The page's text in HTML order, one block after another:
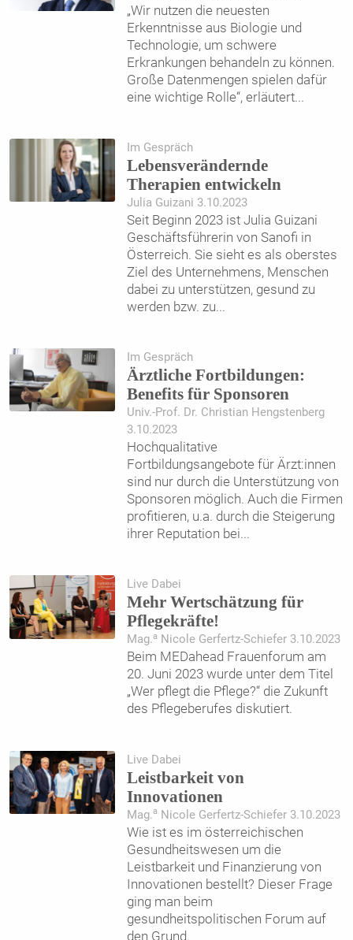
„Wir nutzen die neuesten
Erkenntnisse aus Biologie und
Technologie, um schwere
Erkrankungen behandeln zu können.
Große Datenmengen spielen dafür
eine wichtige Rolle“, erläutert...
Im Gespräch
Lebensverändernde
Therapien entwickeln
Julia Guizani 3.10.2023
Seit Beginn 2023 ist Julia Guizani
Geschäftsführerin von Sanofi in
Österreich. Sie sieht es als oberstes
Ziel des Unternehmens, Menschen
dabei zu unterstützen, gesund zu
werden bzw. zu...
Im Gespräch
Ärztliche Fortbildungen:
Benefits für Sponsoren
Univ.-Prof. Dr. Christian Hengstenberg
3.10.2023
Hochqualitative
Fortbildungsangebote für Ärzt:innen
sind nur durch die Unterstützung von
Sponsoren möglich. Auch die Firmen
profitieren, u.a. durch die Steigerung
ihrer Reputation bei...
Live Dabei
Mehr Wertschätzung für
Pflegekräfte!
Mag.a Nicole Gerfertz-Schiefer 3.10.2023
Beim MEDahead Frauenforum am
20. Juni 2023 wurde unter dem Titel
„Wer pflegt die Pflege?“ die Zukunft
des Pflegeberufes diskutiert.
Live Dabei
Leistbarkeit von
Innovationen
Mag.a Nicole Gerfertz-Schiefer 3.10.2023
Wie ist es im österreichischen
Gesundheitswesen um die
Leistbarkeit und Finanzierung von
Innovationen bestellt? Dieser Frage
ging man beim
gesundheitspolitischen Forum auf
den Grund.